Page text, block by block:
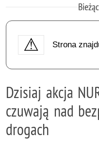
Strona
Dzisiaj akcja
czuwają nad
drogach